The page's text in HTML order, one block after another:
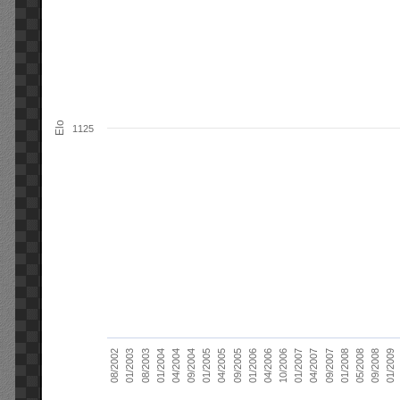
Elo
08/2002 01/2003 08/2003 01/2004 04/2004 09/2004 01/2005 04/2005 09/2005 01/2006 04/2006 10/2006 01/2007 04/2007 09/2007 01/2008 05/2008 09/2008 01/2009
1125